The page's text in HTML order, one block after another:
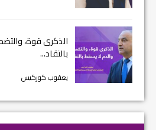
الذكرى قوة،
بالتقاد...
يعقوب كوركيس